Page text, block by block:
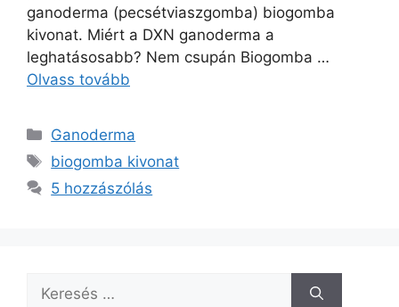
ganoderma (pecsétviaszgomba) biogomba
kivonat. Miért a DXN ganoderma a
leghatásosabb? Nem csupán Biogomba …
Olvass tovább
Kategória
Ganoderma
Címkék
biogomba kivonat
5 hozzászólás
Keresés: